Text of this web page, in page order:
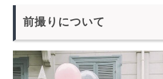
前撮りについて